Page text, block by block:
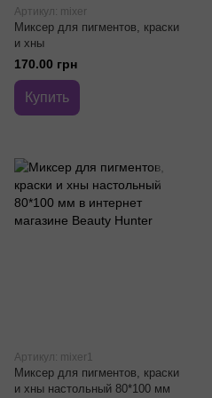
Артикул: mixer
Миксер для пигментов, краски
и хны
170.00 грн
Купить
Артикул: mixer1
Миксер для пигментов, краски
и хны настольный 80*100 мм